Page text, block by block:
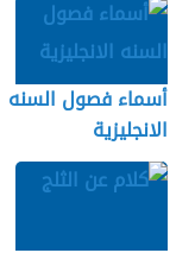
أسماء فصول السنه
الانجليزية